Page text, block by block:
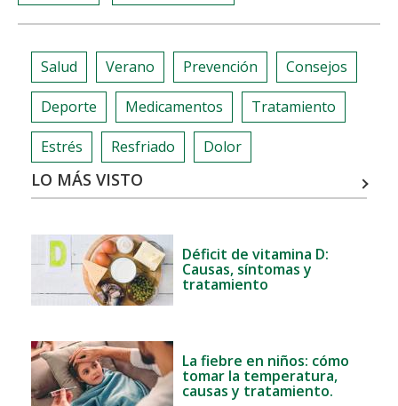
Salud Verano Prevención Consejos
Deporte Medicamentos Tratamiento
Estrés Resfriado Dolor
LO MÁS VISTO
Déficit de vitamina D:
Causas, síntomas y
tratamiento
La fiebre en niños: cómo
tomar la temperatura,
causas y tratamiento.